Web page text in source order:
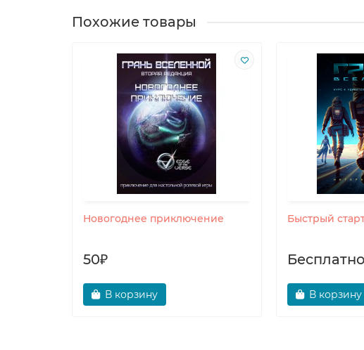
Похожие товары
Новогоднее приключение
50₽
В корзину
Быстрый
Бесплатно
В корзину